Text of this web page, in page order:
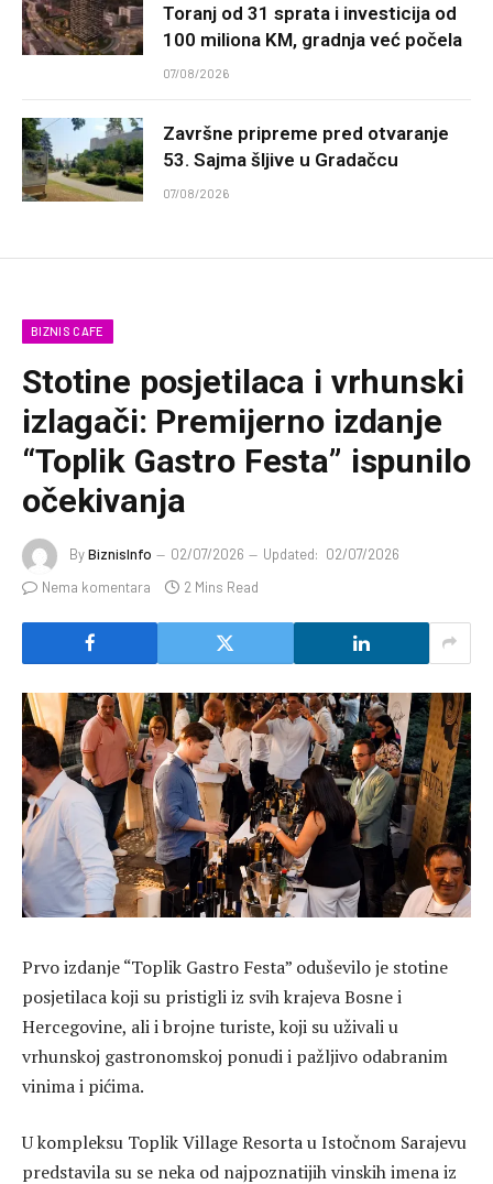
Toranj od 31 sprata i investicija od
100 miliona KM, gradnja već počela
07/08/2026
Završne pripreme pred otvaranje
53. Sajma šljive u Gradačcu
07/08/2026
BIZNIS CAFE
Stotine posjetilaca i vrhunski
izlagači: Premijerno izdanje
“Toplik Gastro Festa” ispunilo
očekivanja
ByBiznisInfo 02/07/2026 Updated: 02/07/2026
Nema komentara
2 Mins Read
Prvo izdanje “Toplik Gastro Festa” oduševilo je stotine
posjetilaca koji su pristigli iz svih krajeva Bosne i
Hercegovine, ali i brojne turiste, koji su uživali u
vrhunskoj gastronomskoj ponudi i pažljivo odabranim
vinima i pićima.
U kompleksu Toplik Village Resorta u Istočnom Sarajevu
predstavila su se neka od najpoznatijih vinskih imena iz